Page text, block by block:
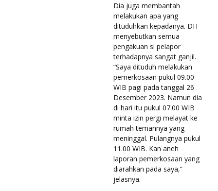
Dia juga membantah
melakukan apa yang
dituduhkan kepadanya. DH
menyebutkan semua
pengakuan si pelapor
terhadapnya sangat ganjil.
“Saya dituduh melakukan
pemerkosaan pukul 09.00
WIB pagi pada tanggal 26
Desember 2023. Namun dia
di hari itu pukul 07.00 WIB
minta izin pergi melayat ke
rumah temannya yang
meninggal. Pulangnya pukul
11.00 WIB. Kan aneh
laporan pemerkosaan yang
diarahkan pada saya,”
jelasnya.